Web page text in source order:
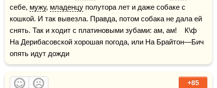
себе, мужу, младенцу полутора лет и даже собаке с
кошкой. И так вывезла. Правда, потом собака не дала ей
снять. Так и ходит с платиновыми зубами: ам, ам!    К\ф
На Дерибасовской хорошая погода, или На Брайтон—Бич
опять идут дожди
+85